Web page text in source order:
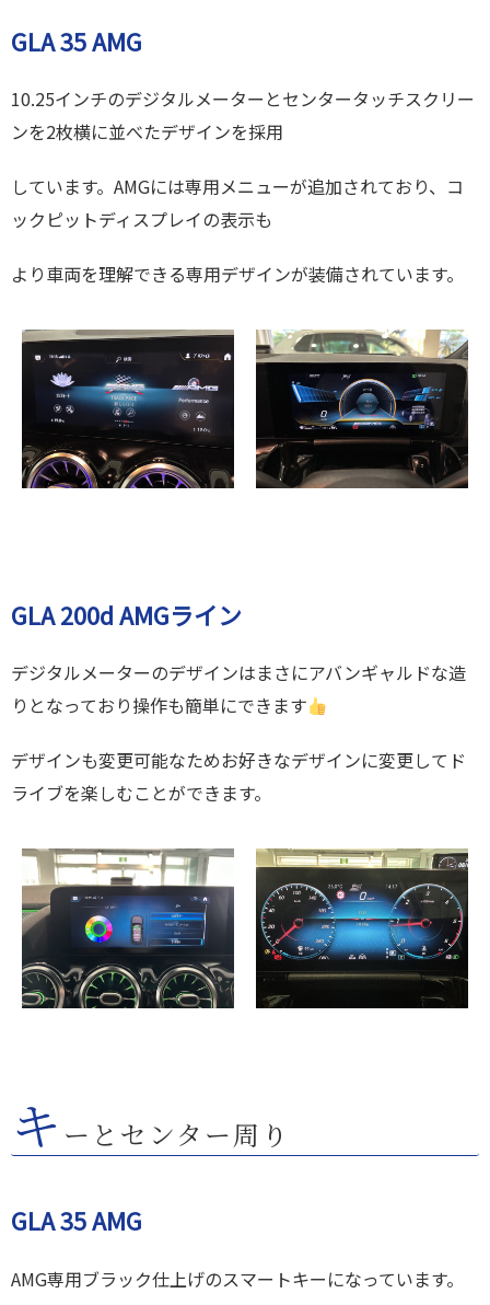
GLA 35 AMG
10.25インチのデジタルメーターとセンタータッチスクリー
ンを2枚横に並べたデザインを採用
しています。AMGには専用メニューが追加されており、コ
ックピットディスプレイの表示も
より車両を理解できる専用デザインが装備されています。
GLA 200d AMGライン
デジタルメーターのデザインはまさにアバンギャルドな造
りとなっており操作も簡単にできます
デザインも変更可能なためお好きなデザインに変更してド
ライブを楽しむことができます。
キ ーとセンター周り
GLA 35 AMG
AMG専用ブラック仕上げのスマートキーになっています。